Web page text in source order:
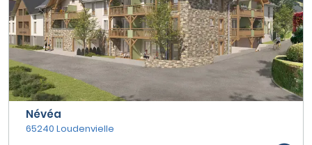
Névéa
65240 Loudenvielle